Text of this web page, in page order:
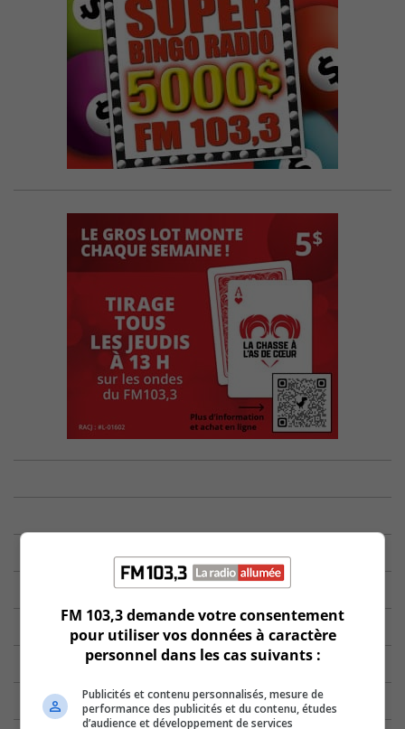
FM 103,3 demande votre consentement
pour utiliser vos données à caractère
personnel dans les cas suivants :
Publicités et contenu personnalisés, mesure de
performance des publicités et du contenu, études
d’audience et développement de services